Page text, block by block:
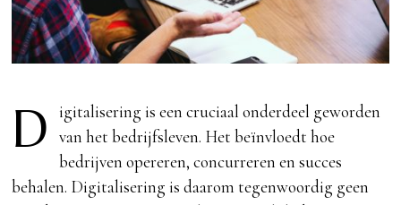
D
igitalisering is een cruciaal onderdeel geworden
van het bedrijfsleven. Het beïnvloedt hoe
bedrijven opereren, concurreren en succes
behalen. Digitalisering is daarom tegenwoordig geen